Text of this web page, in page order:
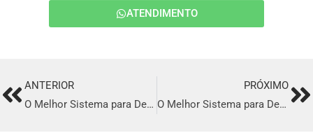
ATENDIMENTO
PrevANTERIOR
O Melhor Sistema para Delivery em Paço do Lumiar
PRÓXIMO
O Melhor Sistema para Delivery em Trindade